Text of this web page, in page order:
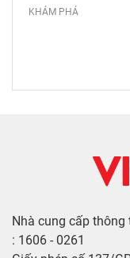
KHÁM PHÁ
Nhà cung cấp thông
: 1606 - 0261